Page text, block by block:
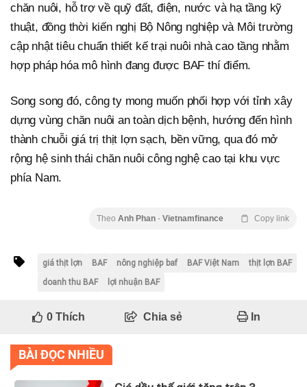
chăn nuôi, hỗ trợ về quỹ đất, điện, nước và hạ tầng kỹ
thuật, đồng thời kiến nghị Bộ Nông nghiệp và Môi trường
cập nhật tiêu chuẩn thiết kế trại nuôi nhà cao tầng nhằm
hợp pháp hóa mô hình đang được BAF thí điểm.
Song song đó, công ty mong muốn phối hợp với tỉnh xây
dựng vùng chăn nuôi an toàn dịch bệnh, hướng đến hình
thành chuỗi giá trị thịt lợn sạch, bền vững, qua đó mở
rộng hệ sinh thái chăn nuôi công nghệ cao tại khu vực
phía Nam.
Theo Anh Phan - Vietnamfinance Copy link
giá thịt lợn BAF nông nghiệp baf BAF Việt Nam
thịt lợn BAF
doanh thu BAF
lợi nhuận BAF
0Thích Chia sẻ In
BÀI ĐỌC NHIỀU